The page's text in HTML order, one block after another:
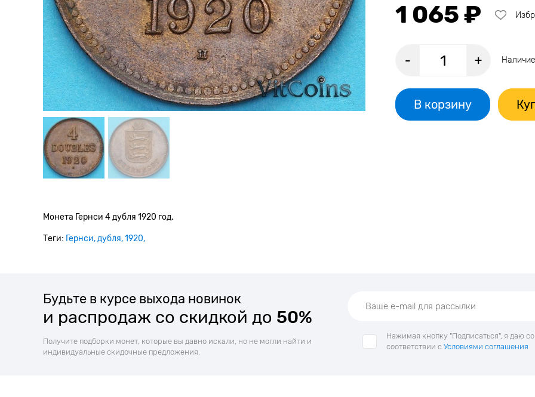
1 065 ₽
- +
В корзину
Монета Гернси 4 дубля 1920 год.
Теги: Гернси дубля 1920
Будьте в курсе выхода новинок
и распродаж со скидкой до 50%
Получите подборки монет, которые вы давно искали, но не могли найти и
индивидуальные скидочные предложения.
Нажимая кнопку "Подписаться", я даю
соответствии с Условиями соглашения